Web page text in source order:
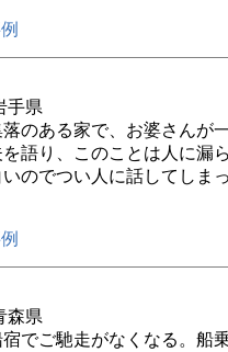
手県
のある家で、お婆さんが
語り、このことは人に漏
のでつい人に話してしま
森県
でご馳走がなくなる。船